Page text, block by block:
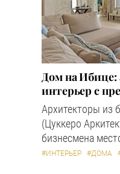
Дом на Ибице:
интерьер с
Архитекторы из
(Цуккеро
бизнесмена
#ИНТЕРЬЕР #ДОМА